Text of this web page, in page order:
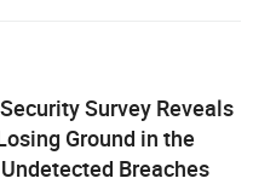
Survey Reveals
Ground in the
Breaches